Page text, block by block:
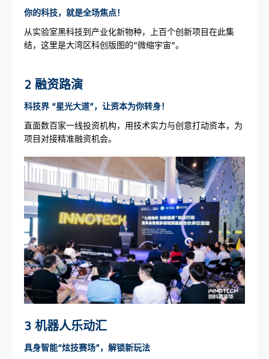
你的科技，就是全场焦点！
从实验室黑科技到产业化新物种，上百个创新项目在此集
结，这里是大湾区科创版图的“微缩宇宙”。
2 融资路演
科技界 “星光大道”，让资本为你转身！
直面数百家一线投资机构，用技术实力与创意打动资本，为
项目对接精准融资机会。
3 机器人乐动汇
具身智能“炫技赛场”，解锁新玩法